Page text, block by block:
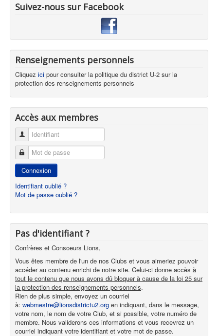
Suivez-nous sur Facebook
Renseignements personnels
Cliquez ici pour consulter la politique du district U-2 sur la
protection des renseignements personnels
Accès aux membres
Identifiant
Mot de passe
Connexion
Identifiant oublié ?
Mot de passe oublié ?
Pas d'identifiant ?
Confrères et Consoeurs Lions,
Vous êtes membre de l'un de nos Clubs et vous aimeriez pouvoir
accéder au contenu enrichi de notre site. Celui-ci donne accès à
tout le contenu que nous avons dû bloquer à cause de la loi 25 sur
la protection des renseignements personnels.
Rien de plus simple, envoyez un courriel
à: webmestre@lionsdistrictu2.org en indiquant, dans le message,
votre nom, le nom de votre Club, et si possible, votre numéro de
membre. Nous validerons ces informations et vous recevrez un
courriel indiquant votre identifiant et votre mot de passe.